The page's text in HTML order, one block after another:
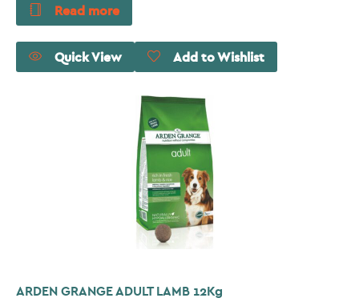
Read more
Quick View Add to Wishlist
ARDEN GRANGE ADULT LAMB 12Kg